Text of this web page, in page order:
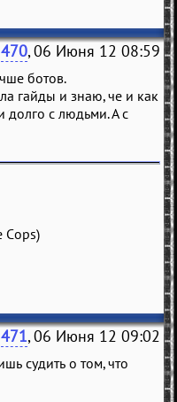
470, 06 Июня 12 08:59
ботов.
гайды и знаю, че и как
долго с людьми. А с
Cops)
471, 06 Июня 12 09:02
судить о том, что